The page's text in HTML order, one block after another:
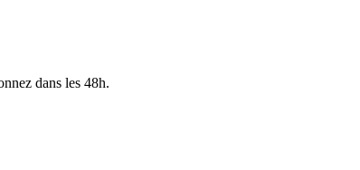
dans les 48h.